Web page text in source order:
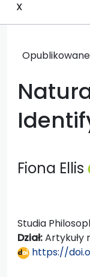
X
Fiona Ellis
Studia
Dział:Artykuły
https://